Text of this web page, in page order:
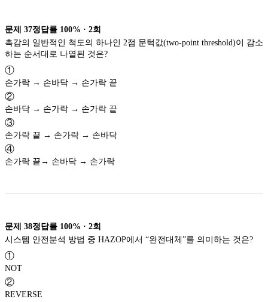
문제 37정답률 100% · 2회
촉감의 일반적인 척도의 하나인 2점 문턱값(two-point threshold)이 감소
하는 순서대로 나열된 것은?
①
손가락 → 손바닥 → 손가락 끝
②
손바닥 → 손가락 → 손가락 끝
③
손가락 끝 → 손가락 → 손바닥
④
손가락 끝→ 손바닥 → 손가락
문제 38정답률 100% · 2회
시스템 안전분석 방법 중 HAZOP에서 “완전대체”를 의미하는 것은?
①
NOT
②
REVERSE